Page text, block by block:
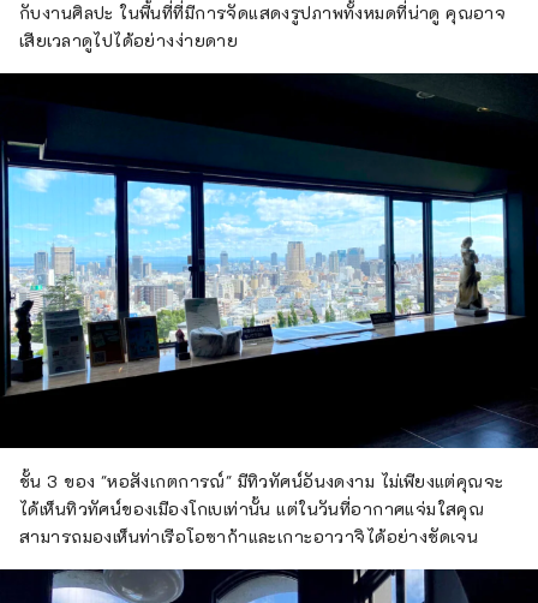
กับงานศิลปะ ในพื้นที่ที่มีการจัดแสดงรูปภาพทั้งหมดที่น่าดู คุณอาจ
เสียเวลาดูไปได้อย่างง่ายดาย
ชั้น 3 ของ "หอสังเกตการณ์" มีทิวทัศน์อันงดงาม ไม่เพียงแต่คุณจะ
ได้เห็นทิวทัศน์ของเมืองโกเบเท่านั้น แต่ในวันที่อากาศแจ่มใสคุณ
สามารถมองเห็นท่าเรือโอซาก้าและเกาะอาวาจิได้อย่างชัดเจน